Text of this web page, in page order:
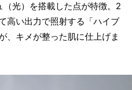
光）を搭載した点が特徴。2
高い出力で照射する「ハイブ
、キメが整った肌に仕上げま